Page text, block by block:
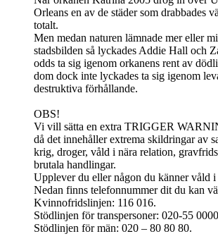
Orleans en av de städer som drabbades
totalt.
Men medan naturen lämnade mer eller
stadsbilden så lyckades Addie Hall och
odds ta sig igenom orkanens rent av
dom dock inte lyckades ta sig igenom
destruktiva förhållande.
OBS!
Vi vill sätta en extra TRIGGER
då det innehåller extrema skildringar av
krig, droger, våld i nära relation,
brutala handlingar.
Upplever du eller någon du känner våld i
Nedan finns telefonnummer dit du kan
Kvinnofridslinjen: 116 016.
Stödlinjen för transpersoner: 020-55
Stödlinjen för män: 020 – 80 80 80.